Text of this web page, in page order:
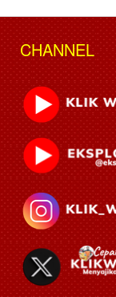
CHANNEL